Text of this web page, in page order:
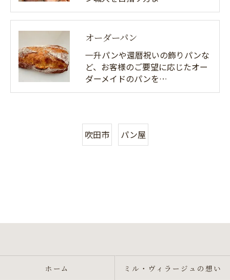
オーダーパン
一升パンや還暦祝いの飾りパンな
ど、お客様のご要望に応じたオー
ダーメイドのパンを…
吹田市 パン屋
ホーム ミル・ヴィラージュの想い